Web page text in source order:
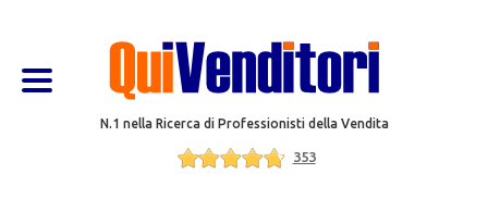
N.1 nella Ricerca di Professionisti della Vendita
353